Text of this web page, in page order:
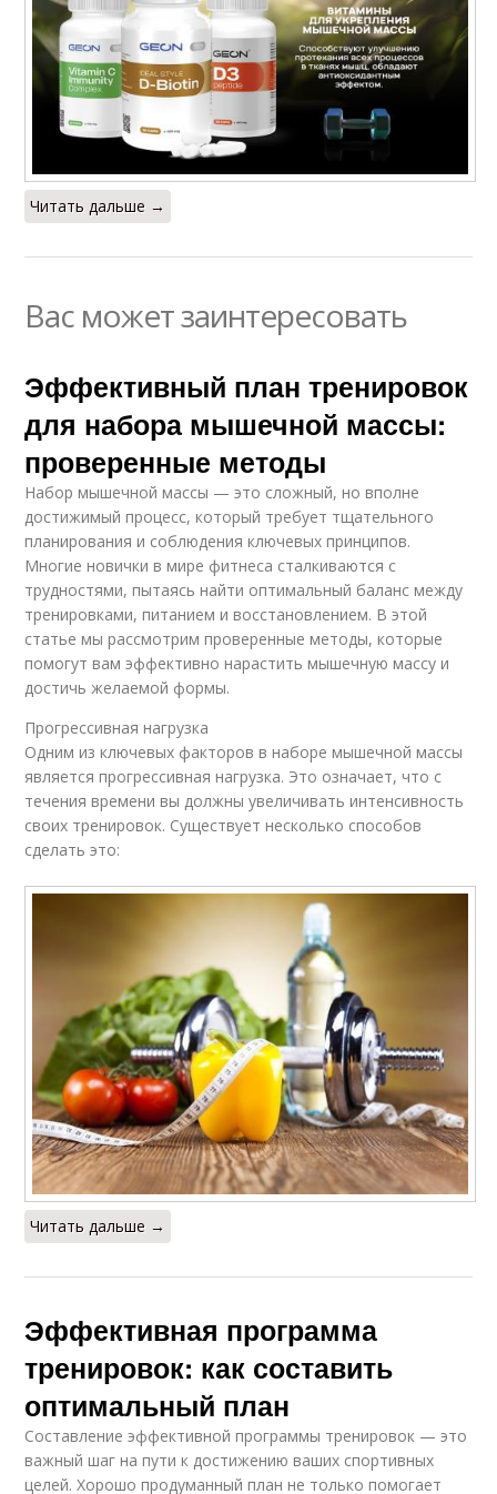
Читать дальше →
Вас может заинтересовать
Эффективный план тренировок
для набора мышечной массы:
проверенные методы
Набор мышечной массы — это сложный, но вполне
достижимый процесс, который требует тщательного
планирования и соблюдения ключевых принципов.
Многие новички в мире фитнеса сталкиваются с
трудностями, пытаясь найти оптимальный баланс между
тренировками, питанием и восстановлением. В этой
статье мы рассмотрим проверенные методы, которые
помогут вам эффективно нарастить мышечную массу и
достичь желаемой формы.
Прогрессивная нагрузка
Одним из ключевых факторов в наборе мышечной массы
является прогрессивная нагрузка. Это означает, что с
течения времени вы должны увеличивать интенсивность
своих тренировок. Существует несколько способов
сделать это:
Читать дальше →
Эффективная программа
тренировок: как составить
оптимальный план
Составление эффективной программы тренировок — это
важный шаг на пути к достижению ваших спортивных
целей. Хорошо продуманный план не только помогает